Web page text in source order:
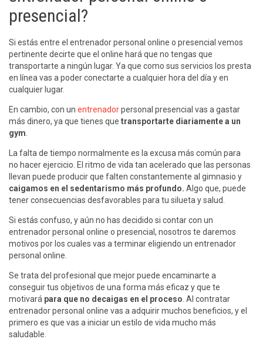
presencial?
Si estás entre el entrenador personal online o presencial vemos
pertinente decirte que el online hará que no tengas que
transportarte a ningún lugar. Ya que como sus servicios los presta
en línea vas a poder conectarte a cualquier hora del día y en
cualquier lugar.
En cambio, con un entrenadorpersonal presencial vas a gastar
más dinero, ya que tienes que transportarte diariamente a un
gym
La falta de tiempo normalmente es la excusa más común para
no hacer ejercicio. El ritmo de vida tan acelerado que las personas
llevan puede producir que falten constantemente al gimnasio y
caigamos en el sedentarismo más profundo. Algo que, puede
tener consecuencias desfavorables para tu silueta y salud.
Si estás confuso, y aún no has decidido si contar con un
entrenador personal online o presencial, nosotros te daremos
motivos por los cuales vas a terminar eligiendo un entrenador
personal online.
Se trata del profesional que mejor puede encaminarte a
conseguir tus objetivos de una forma más eficaz y que te
motivará para que no decaigas en el proceso . Al contratar
entrenador personal online vas a adquirir muchos beneficios, y el
primero es que vas a iniciar un estilo de vida mucho más
saludable.